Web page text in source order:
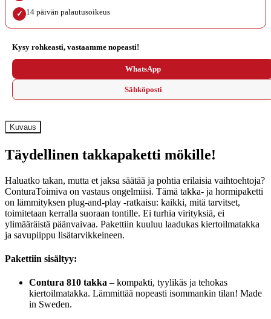
✓ 14 päivän palautusoikeus
Kysy rohkeasti, vastaamme nopeasti!
WhatsApp
Sähköposti
Kuvaus
Täydellinen takkapaketti mökille!
Haluatko takan, mutta et jaksa säätää ja pohtia erilaisia vaihtoehtoja?
ConturaToimiva on vastaus ongelmiisi. Tämä takka- ja hormipaketti
on lämmityksen plug-and-play -ratkaisu: kaikki, mitä tarvitset,
toimitetaan kerralla suoraan tontille. Ei turhia virityksiä, ei
ylimääräistä päänvaivaa. Pakettiin kuuluu laadukas kiertoilmatakka
ja savupiippu lisätarvikkeineen.
Pakettiin sisältyy:
Contura 810 takka – kompakti, tyylikäs ja tehokas
kiertoilmatakka. Lämmittää nopeasti isommankin tilan! Made
in Sweden.